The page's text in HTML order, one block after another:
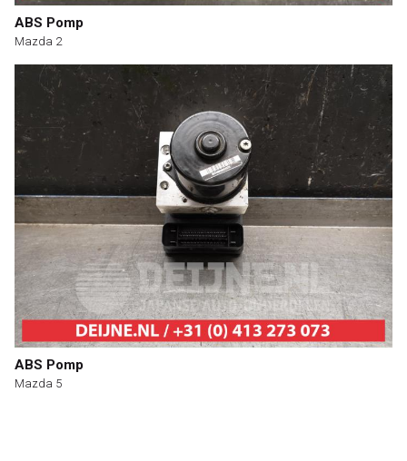
ABS Pomp
Mazda 2
ABS Pomp
Mazda 5